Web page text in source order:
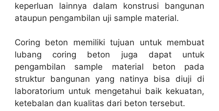
keperluan lainnya dalam konstrusi bangunan
ataupun pengambilan uji sample material.
Coring beton memiliki tujuan untuk membuat
lubang coring beton juga dapat untuk
pengambilan sample material beton pada
struktur bangunan yang natinya bisa diuji di
laboratorium untuk mengetahui baik kekuatan,
ketebalan dan kualitas dari beton tersebut.